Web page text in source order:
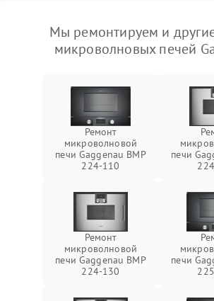
Мы ремонтируем и
микроволновых печей
Ремонт
микроволновой
печи Gaggenau BMP
224-110
печи
Ремонт
микроволновой
печи Gaggenau BMP
224-130
печи